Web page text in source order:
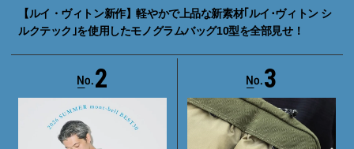
【ルイ・ヴィトン新作】軽やかで上品な新素材｢ルイ･ヴィトン シ
ルクテック｣を使用したモノグラムバッグ10型を全部見せ！
2 3